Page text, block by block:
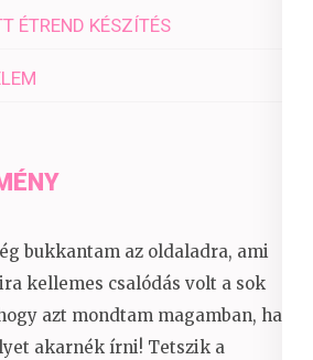
ÉTREND KÉSZÍTÉS
bukkantam az oldaladra, ami
kellemes csalódás volt a sok
azt mondtam magamban, ha
akarnék írni! Tetszik a